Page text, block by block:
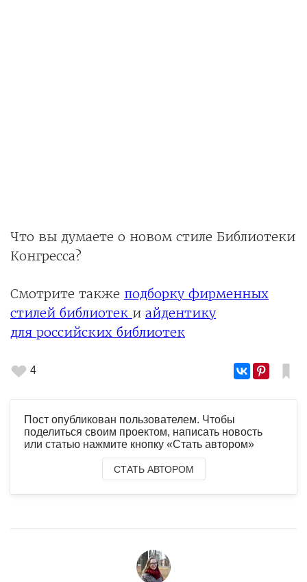
Что вы думаете о новом стиле Библиотеки
Конгресса?
Смотрите также подборку фирменных
стилей библиотек и айдентику
для российских библиотек
4
Пост опубликован пользователем. Чтобы
поделиться своим проектом, написать новость
или статью нажмите кнопку «Стать автором»
СТАТЬ АВТОРОМ